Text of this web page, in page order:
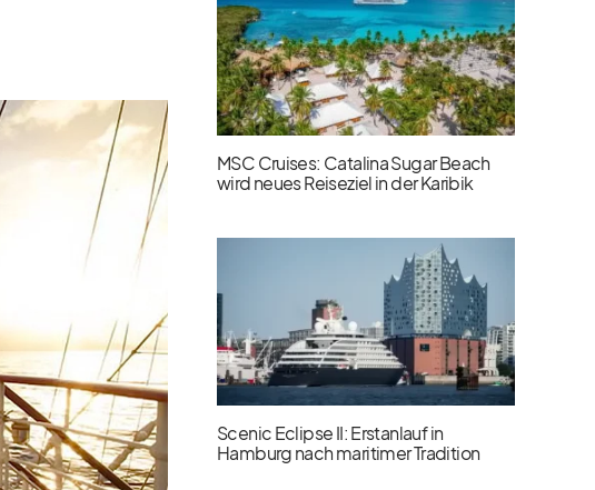
MSC Cruises: Catalina Sugar Beach
wird neues Reiseziel in der Karibik
Scenic Eclipse II: Erstanlauf in
Hamburg nach maritimer Tradition